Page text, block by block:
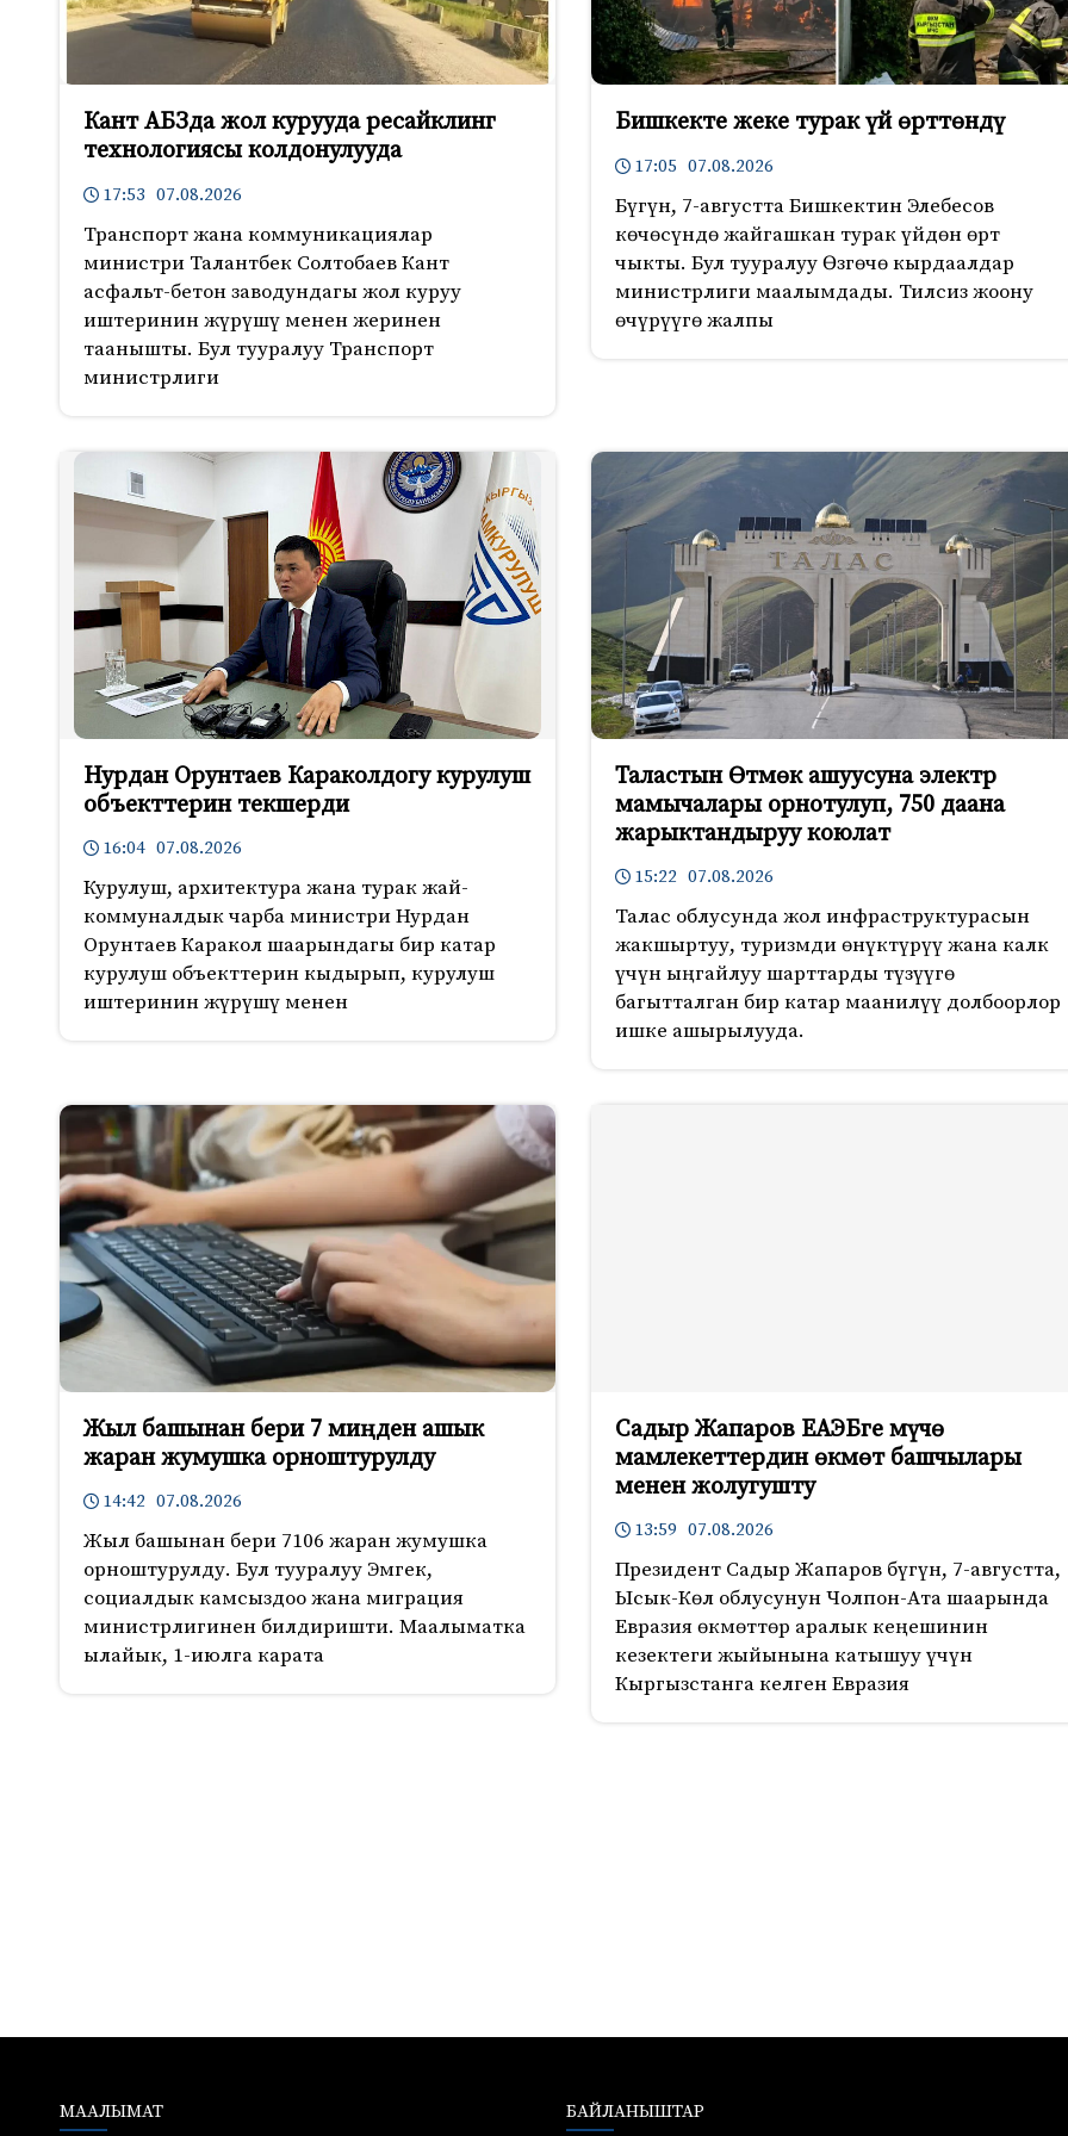
k
Кант АБЗда жол курууда ресайклинг
технологиясы колдонулууда
17:53 07.08.2026
Транспорт жана коммуникациялар
министри Талантбек Солтобаев Кант
асфальт-бетон заводундагы жол куруу
иштеринин жүрүшү менен жеринен
таанышты. Бул тууралуу Транспорт
министрлиги
Бишкекте жеке турак үй өрттөндү
17:05 07.08.2026
Бүгүн, 7-августта Бишкектин Элебесов
көчөсүндө жайгашкан турак үйдөн өрт
чыкты. Бул тууралуу Өзгөчө кырдаалдар
министрлиги маалымдады. Тилсиз жоону
өчүрүүгө жалпы
Нурдан Орунтаев Караколдогу курулуш
объекттерин текшерди
16:04 07.08.2026
Курулуш, архитектура жана турак жай-
коммуналдык чарба министри Нурдан
Орунтаев Каракол шаарындагы бир катар
курулуш объекттерин кыдырып, курулуш
иштеринин жүрүшү менен
Таластын Өтмөк ашуусуна электр
мамычалары орнотулуп, 750 даана
жарыктандыруу коюлат
15:22 07.08.2026
Талас облусунда жол инфраструктурасын
жакшыртуу, туризмди өнүктүрүү жана калк
үчүн ыңгайлуу шарттарды түзүүгө
багытталган бир катар маанилүү долбоорлор
ишке ашырылууда.
Жыл башынан бери 7 миңден ашык
жаран жумушка орноштурулду
14:42 07.08.2026
Жыл башынан бери 7106 жаран жумушка
орноштурулду. Бул тууралуу Эмгек,
социалдык камсыздоо жана миграция
министрлигинен билдиришти. Маалыматка
ылайык, 1-июлга карата
Садыр Жапаров ЕАЭБге мүчө
мамлекеттердин өкмөт башчылары
менен жолугушту
13:59 07.08.2026
Президент Садыр Жапаров бүгүн, 7-августта,
Ысык-Көл облусунун Чолпон-Ата шаарында
Евразия өкмөттөр аралык кеңешинин
кезектеги жыйынына катышуу үчүн
Кыргызстанга келген Евразия
МААЛЫМАТ БАЙЛАНЫШТАР